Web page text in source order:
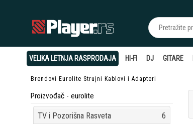
VELIKA LETNJA RASPRODAJA HI-FI DJ GITARE
Brendovi Eurolite Strujni Kablovi i Adapteri
Proizvođač - eurolite
TV i Pozorišna Rasveta
6